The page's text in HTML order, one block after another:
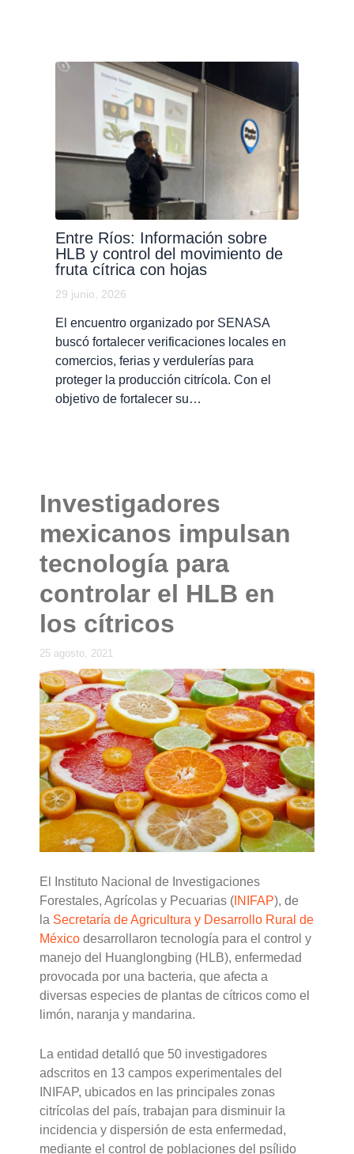
Entre Ríos: Información sobre
HLB y control del movimiento de
fruta cítrica con hojas
29 junio, 2026
El encuentro organizado por SENASA
buscó fortalecer verificaciones locales en
comercios, ferias y verdulerías para
proteger la producción citrícola. Con el
objetivo de fortalecer su…
Investigadores
mexicanos impulsan
tecnología para
controlar el HLB en
los cítricos
25 agosto, 2021
El Instituto Nacional de Investigaciones
Forestales, Agrícolas y Pecuarias ( INIFAP), de
la Secretaría de Agricultura y Desarrollo Rural de
México desarrollaron tecnología para el control y
manejo del Huanglongbing (HLB), enfermedad
provocada por una bacteria, que afecta a
diversas especies de plantas de cítricos como el
limón, naranja y mandarina.
La entidad detalló que 50 investigadores
adscritos en 13 campos experimentales del
INIFAP, ubicados en las principales zonas
citrícolas del país, trabajan para disminuir la
incidencia y dispersión de esta enfermedad,
mediante el control de poblaciones del psílido